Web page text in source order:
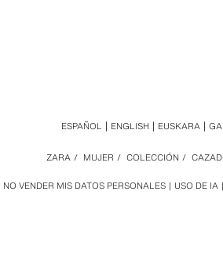
NO VENDER MIS DATOS PERSONALES USO DE IA
ZARA / MUJER / COLECCIÓN /
ESPAÑOL ENGLISH EUSKARA